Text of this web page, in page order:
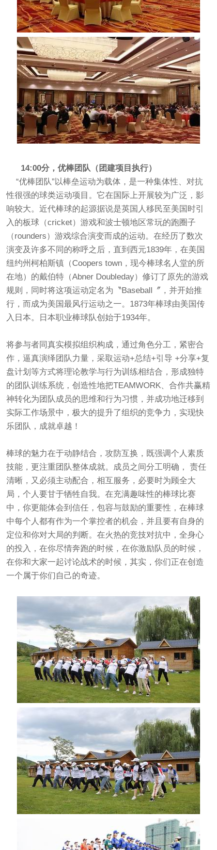
14:00分，优棒团队（团建项目执行）
“优棒团队”以棒垒运动为载体，是一种集体性、对抗
性很强的球类运动项目。它在国际上开展较为广泛，影
响较大。近代棒球的起源据说是英国人移民至美国时引
入的板球（cricket）游戏和波士顿地区常玩的跑圈子
（rounders）游戏综合演变而成的运动。在经历了数次
演变及许多不同的称呼之后，直到西元1839年，在美国
纽约州柯柏斯镇（Coopers town，现今棒球名人堂的所
在地）的戴伯特（Abner Doubleday）修订了原先的游戏
规则，同时将这项运动定名为〝Baseball〞，并开始推
行，而成为美国最风行运动之一。1873年棒球由美国传
入日本。日本职业棒球队创始于1934年。
将参与者同真实模拟组织构成，通过角色分工，紧密合
作，逼真演绎团队力量，采取运动+总结+引导 +分享+复
盘计划等方式将理论教学与行为训练相结合，形成独特
的团队训练系统，创造性地把TEAMWORK、合作共赢精
神转化为团队成员的思维和行为习惯，并成功地迁移到
实际工作场景中，极大的提升了组织的竞争力，实现快
乐团队，成就卓越！
棒球的魅力在于动静结合，攻防互换，既强调个人素质
技能，更注重团队整体成就。成员之间分工明确， 责任
清晰，又必须主动配合，相互服务，必要时为顾全大
局，个人要甘于牺牲自我。在充满趣味性的棒球比赛
中，你更能体会到信任，包容与鼓励的重要性，在棒球
中每个人都有作为一个掌控者的机会，并且要有自身的
定位和你对大局的判断。在火热的竞技对抗中，全身心
的投入，在你尽情奔跑的时候，在你激励队员的时候，
在你和大家一起讨论战术的时候，其实，你们正在创造
一个属于你们自己的奇迹。